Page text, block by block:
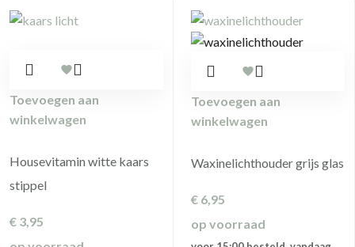
Toevoegen aan
winkelwagen
Housevitamin witte kaars
stippel
€ 3,95
Toevoegen aan
winkelwagen
Waxinelichthouder grijs glas
€ 6,95
op voorraad